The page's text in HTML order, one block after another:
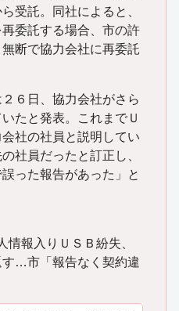
受託。同社によると、
委託する場合、市の許
断で協力会社に再委託
６日、協力会社がさら
たと発表。これまでＵ
社の社員と説明してい
社員だったと訂正し、
った報告があった」と
情報入りＵＳＢ紛失、
…市「報告なく契約違